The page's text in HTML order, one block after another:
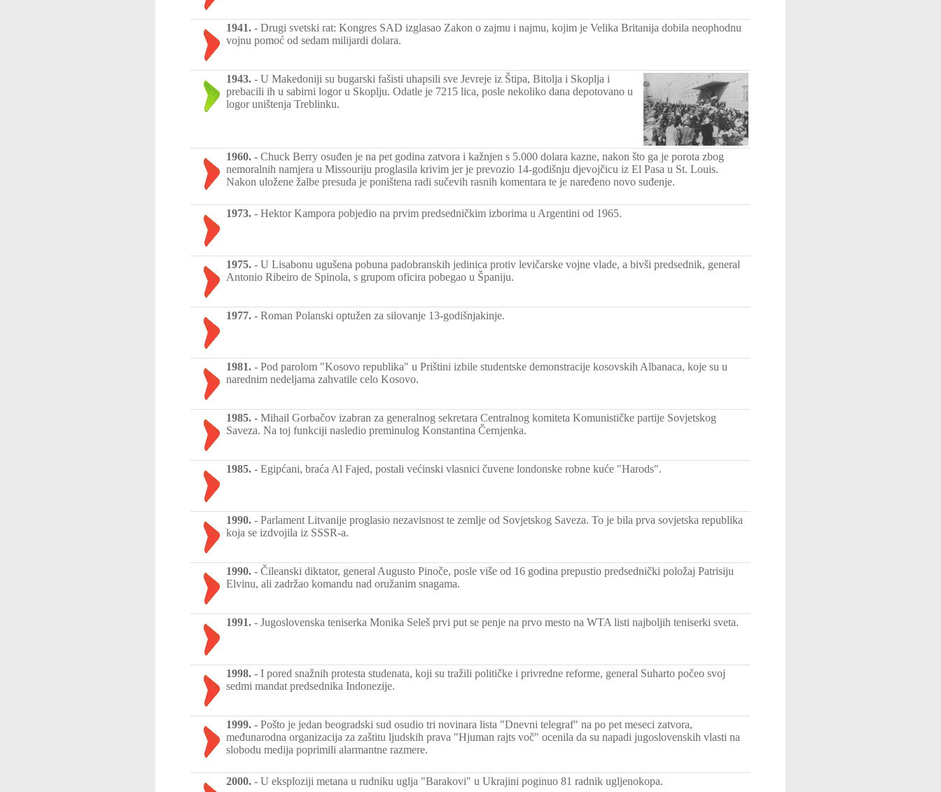
1941. - Drugi svetski rat: Kongres SAD izglasao Zakon o zajmu i najmu, kojim je Velika Britanija dobila neophodnu
vojnu pomoć od sedam milijardi dolara.
1943. - U Makedoniji su bugarski fašisti uhapsili sve Jevreje iz Štipa, Bitolja i Skoplja i
prebacili ih u sabirni logor u Skoplju. Odatle je 7215 lica, posle nekoliko dana depotovano u
logor uništenja Treblinku.
1960. - Chuck Berry osuđen je na pet godina zatvora i kažnjen s 5.000 dolara kazne, nakon što ga je porota zbog
nemoralnih namjera u Missouriju proglasila krivim jer je prevozio 14-godišnju djevojčicu iz El Pasa u St. Louis.
Nakon uložene žalbe presuda je poništena radi sučevih rasnih komentara te je naređeno novo suđenje.
1973. - Hektor Kampora pobjedio na prvim predsedničkim izborima u Argentini od 1965.
1975. - U Lisabonu ugušena pobuna padobranskih jedinica protiv levičarske vojne vlade, a bivši predsednik, general
Antonio Ribeiro de Spinola, s grupom oficira pobegao u Španiju.
1977. - Roman Polanski optužen za silovanje 13-godišnjakinje.
1981. - Pod parolom "Kosovo republika" u Prištini izbile studentske demonstracije kosovskih Albanaca, koje su u
narednim nedeljama zahvatile celo Kosovo.
1985. - Mihail Gorbačov izabran za generalnog sekretara Centralnog komiteta Komunističke partije Sovjetskog
Saveza. Na toj funkciji nasledio preminulog Konstantina Černjenka.
1985. - Egipćani, braća Al Fajed, postali većinski vlasnici čuvene londonske robne kuće "Harods".
1990. - Parlament Litvanije proglasio nezavisnost te zemlje od Sovjetskog Saveza. To je bila prva sovjetska republika
koja se izdvojila iz SSSR-a.
1990. - Čileanski diktator, general Augusto Pinoče, posle više od 16 godina prepustio predsednički položaj Patrisiju
Elvinu, ali zadržao komandu nad oružanim snagama.
1991. - Jugoslovenska teniserka Monika Seleš prvi put se penje na prvo mesto na WTA listi najboljih teniserki sveta.
1998. - I pored snažnih protesta studenata, koji su tražili političke i privredne reforme, general Suharto počeo svoj
sedmi mandat predsednika Indonezije.
1999. - Pošto je jedan beogradski sud osudio tri novinara lista "Dnevni telegraf" na po pet meseci zatvora,
međunarodna organizacija za zaštitu ljudskih prava "Hjuman rajts voč" ocenila da su napadi jugoslovenskih vlasti na
slobodu medija poprimili alarmantne razmere.
2000. - U eksploziji metana u rudniku uglja "Barakovi" u Ukrajini poginuo 81 radnik ugljenokopa.